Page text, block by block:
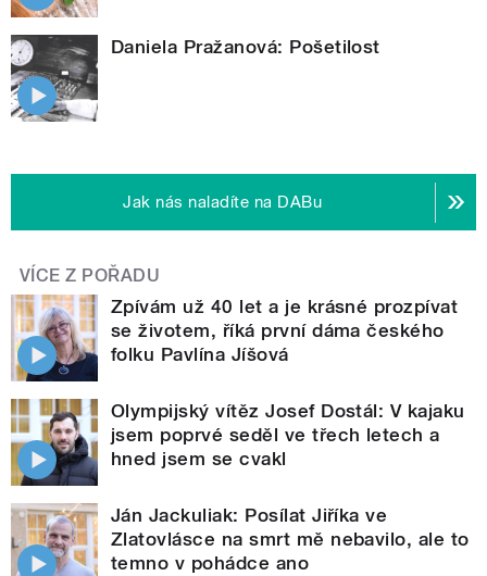
Daniela Pražanová: Pošetilost
Jak nás naladíte na DABu
VÍCE Z POŘADU
Zpívám už 40 let a je krásné prozpívat
se životem, říká první dáma českého
folku Pavlína Jíšová
Olympijský vítěz Josef Dostál: V kajaku
jsem poprvé seděl ve třech letech a
hned jsem se cvakl
Ján Jackuliak: Posílat Jiříka ve
Zlatovlásce na smrt mě nebavilo, ale to
temno v pohádce ano